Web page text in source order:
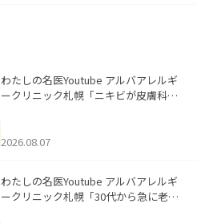
わたしの名医Youtube アルバアレルギ
ークリニック札幌「ニキビが皮膚科で
ました。
2026.08.07
わたしの名医Youtube アルバアレルギ
ークリニック札幌「30代から急に老け